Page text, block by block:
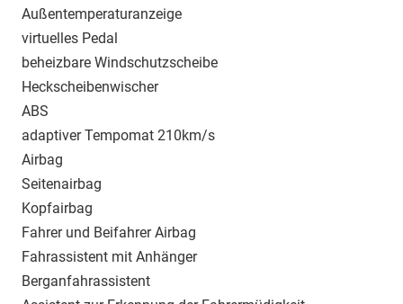
Außentemperaturanzeige
virtuelles Pedal
beheizbare Windschutzscheibe
Heckscheibenwischer
ABS
adaptiver Tempomat 210km/s
Airbag
Seitenairbag
Kopfairbag
Fahrer und Beifahrer Airbag
Fahrassistent mit Anhänger
Berganfahrassistent